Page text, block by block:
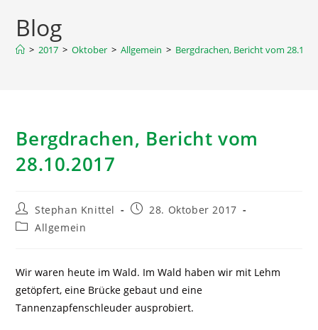
Blog
> 2017 > Oktober > Allgemein > Bergdrachen, Bericht vom
Bergdrachen, Bericht vom
28.10.2017
Stephan Knittel
28. Oktober 2017
Allgemein
Wir waren heute im Wald. Im Wald haben wir mit Lehm
getöpfert, eine Brücke gebaut und eine
Tannenzapfenschleuder ausprobiert.